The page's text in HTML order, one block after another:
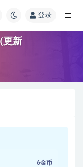
登录
更新
6金币